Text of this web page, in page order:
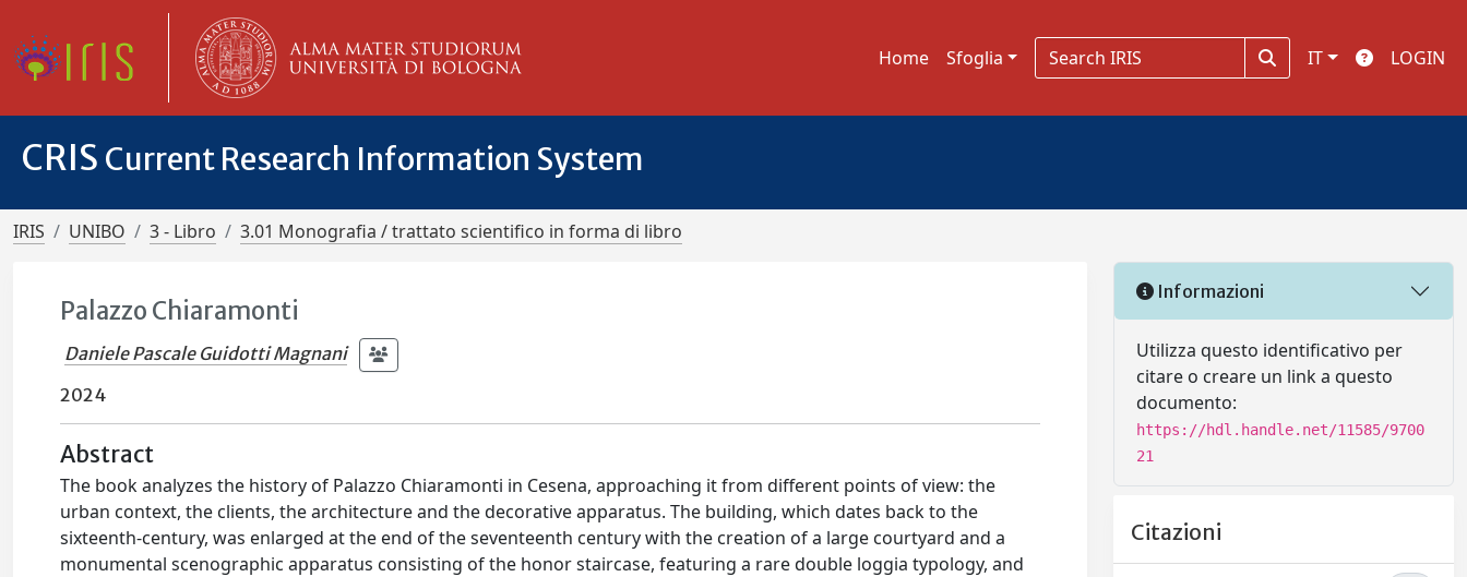
Home Sfoglia IT LOGIN
CRIS Current Research Information System
IRIS UNIBO 3 - Libro 3.01 Monografia / trattato scientifico in forma di libro
Palazzo Chiaramonti
Daniele Pascale Guidotti Magnani
2024
Abstract
The book analyzes the history of Palazzo Chiaramonti in Cesena, approaching it from different points of view: the
urban context, the clients, the architecture and the decorative apparatus. The building, which dates back to the
sixteenth-century, was enlarged at the end of the seventeenth century with the creation of a large courtyard and a
monumental scenographic apparatus consisting of the honor staircase, featuring a rare double loggia typology, and
Informazioni
Utilizza questo identificativo per
citare o creare un link a questo
documento:
https://hdl.handle.net/11585/9700
21
Citazioni